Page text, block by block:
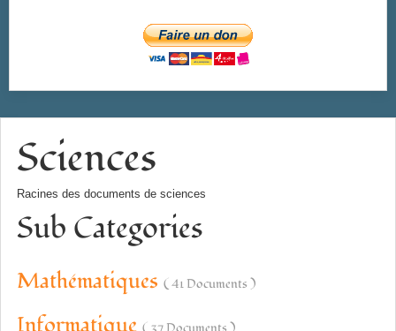
Sciences
Racines des documents de sciences
Sub Categories
Mathématiques ( 41 Documents )